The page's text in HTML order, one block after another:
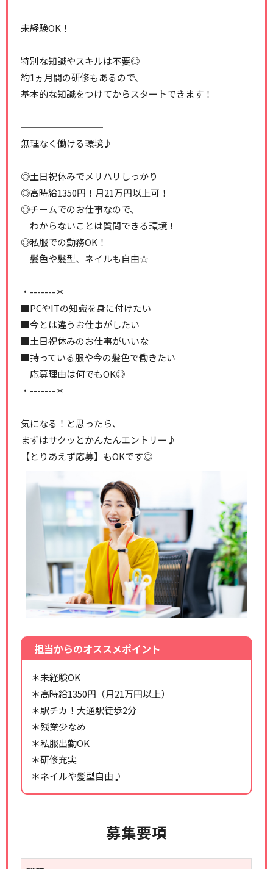
─────────
未経験OK！
─────────
特別な知識やスキルは不要◎
約1ヵ月間の研修もあるので、
基本的な知識をつけてからスタートできます！
─────────
無理なく働ける環境♪
─────────
◎土日祝休みでメリハリしっかり
◎高時給1350円！月21万円以上可！
◎チームでのお仕事なので、
わからないことは質問できる環境！
◎私服での勤務OK！
髪色や髪型、ネイルも自由☆
・-------＊
■PCやITの知識を身に付けたい
■今とは違うお仕事がしたい
■土日祝休みのお仕事がいいな
■持っている服や今の髪色で働きたい
応募理由は何でもOK◎
・-------＊
気になる！と思ったら、
まずはサクッとかんたんエントリー♪
【とりあえず応募】もOKです◎
担当からのオススメポイント
＊未経験OK
＊高時給1350円（月21万円以上）
＊駅チカ！大通駅徒歩2分
＊残業少なめ
＊私服出勤OK
＊研修充実
＊ネイルや髪型自由♪
募集要項